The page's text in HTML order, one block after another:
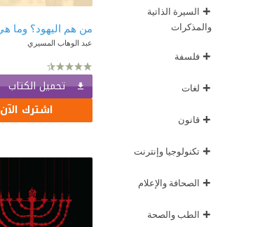
+ السيرة الذاتية
والمذكرات
+ فلسفة
+ لغات
+ قانون
+ تكنولوجيا وإنترنت
+ الصحافة والإعلام
+ الطب والصحة
عبد الوهاب المسيري
تحميل الكتاب
اشترك الآن